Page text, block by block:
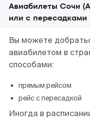
Авиабилеты Сочи
или с пересадками
Вы можете
авиабилетом в
способами:
прямым рейсом
рейс с пересадкой
Иногда в